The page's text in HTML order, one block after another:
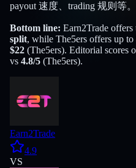
payout 速度、trading 规则等
Bottom line: Earn2Trade offers
split, while The5ers offers up to
$22 (The5ers). Editorial scores
vs 4.8/5 (The5ers).
Earn2Trade
4.9
VS